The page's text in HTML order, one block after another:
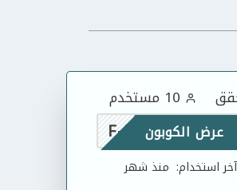
F-EQDSXGPH
عرض الكوبون
آخر استخدام: منذ شهر